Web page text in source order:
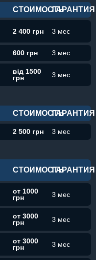
СТОИМОСТЬГАРАНТИЯ
2 400 грн 3 мес
600 грн 3 мес
від 1500
грн
3 мес
СТОИМОСТЬГАРАНТИЯ
2 500 грн 3 мес
СТОИМОСТЬГАРАНТИЯ
от 1000
грн
3 мес
от 3000
грн
3 мес
от 3000
грн
3 мес